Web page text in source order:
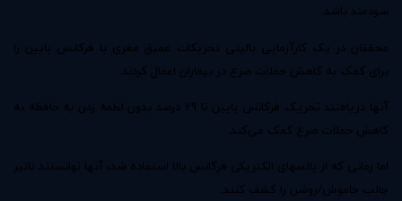
سودمند باشد.
محققان در یک کارآزمایی بالینی تحریکات عمیق مغزی با فرکانس پایین را
برای کمک به کاهش حملات صرع در بیماران اعمال کردند.
آنها دریافتند تحریک فرکانس پایین تا 29 درصد بدون لطمه زدن به حافظه به
کاهش حملات صرع کمک می‌کند.
اما زمانی که از پالسهای الکتریکی فرکانس بالا استفاده شد، آنها توانستند تاثیر
جالب خاموش/روشن را کشف کنند.